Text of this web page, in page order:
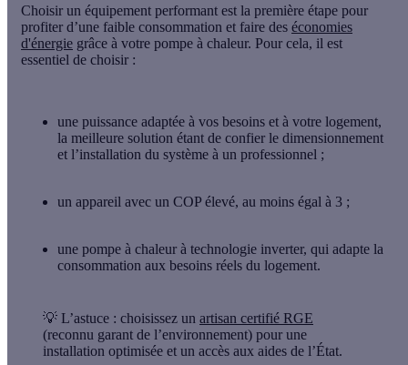
Choisir un équipement performant est la première étape pour
profiter d’une faible consommation et faire des économies
d'énergie grâce à votre pompe à chaleur. Pour cela, il est
essentiel de choisir :
une puissance adaptée à vos besoins et à votre logement,
la meilleure solution étant de confier le dimensionnement
et l’installation du système à un professionnel ;
un appareil avec un COP élevé, au moins égal à 3 ;
une pompe à chaleur à technologie inverter, qui adapte la
consommation aux besoins réels du logement.
💡 L’astuce : choisissez un artisan certifié RGE
(reconnu garant de l’environnement) pour une
installation optimisée et un accès aux aides de l’État.